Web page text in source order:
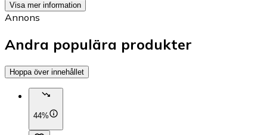
Visa mer information
Annons
Andra populära produkter
Hoppa över innehållet
44%